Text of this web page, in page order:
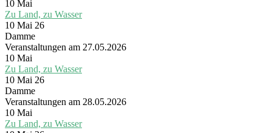
10 Mai
Zu Land, zu Wasser
10 Mai 26
Damme
Veranstaltungen am 27.05.2026
10 Mai
Zu Land, zu Wasser
10 Mai 26
Damme
Veranstaltungen am 28.05.2026
10 Mai
Zu Land, zu Wasser